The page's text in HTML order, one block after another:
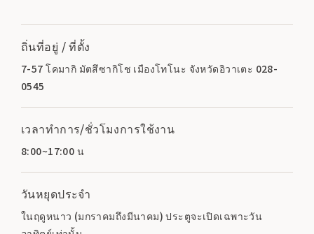
ถิ่นที่อยู่ / ที่ตั้ง
7-57 โคมากิ มัตสึซากิโช เมืองโทโนะ จังหวัดอิวาเตะ 028-
0545
เวลาทำการ/ชั่วโมงการใช้งาน
8:00~17:00 น
วันหยุดประจำ
ในฤดูหนาว (มกราคมถึงมีนาคม) ประตูจะเปิดเฉพาะวัน